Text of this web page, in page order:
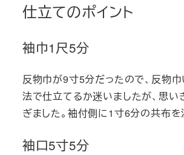
仕立てのポイント
袖巾1尺5分
反物巾が9寸5分だったので、反物
法で仕立てるか迷いましたが、思い
ぎました。袖付側に1寸6分の共布を
袖口5寸5分